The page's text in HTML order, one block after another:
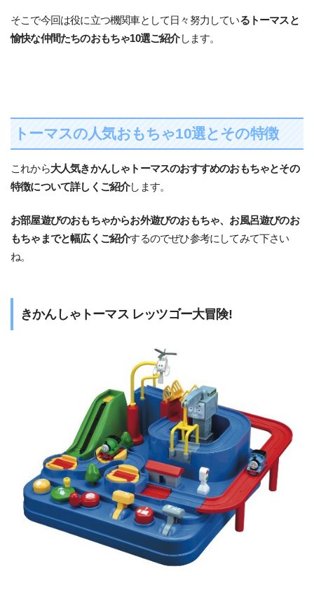
そこで今回は役に立つ機関車として日々努力しているトーマスと
愉快な仲間たちのおもちゃ10選ご紹介します。
トーマスの人気おもちゃ10選とその特徴
これから大人気きかんしゃトーマスのおすすめのおもちゃとその
特徴について詳しくご紹介します。
お部屋遊びのおもちゃからお外遊びのおもちゃ、お風呂遊びのお
もちゃまでと幅広くご紹介するのでぜひ参考にしてみて下さい
ね。
きかんしゃトーマス レッツゴー大冒険!